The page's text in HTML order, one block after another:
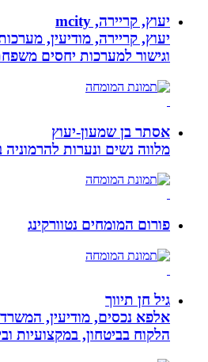
יעוץ, קריירה, mcity
יעוץ, קריירה, מודיעין,
וגישור למערכות יחסים
אסתר בן שמעון-יעוץ
מלווה נשים ונערות
פורום המומחים נטוורקינג
גיל חן תיווך
אלפא נכסים, מודיעין,
הלקוח בביטחון, במקצועיות